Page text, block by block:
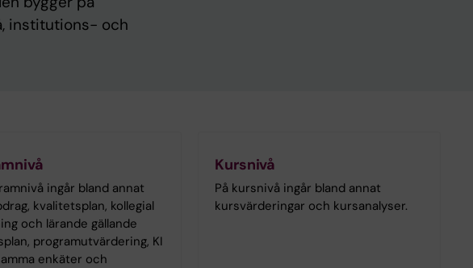
institutions- och
ingår bland annat
kvalitetsplan, kollegial
och lärande gällande
programutvärdering, KI
enkäter och
Kursnivå
På kursnivå ingår bland annat
kursvärderingar och kursanalyser.